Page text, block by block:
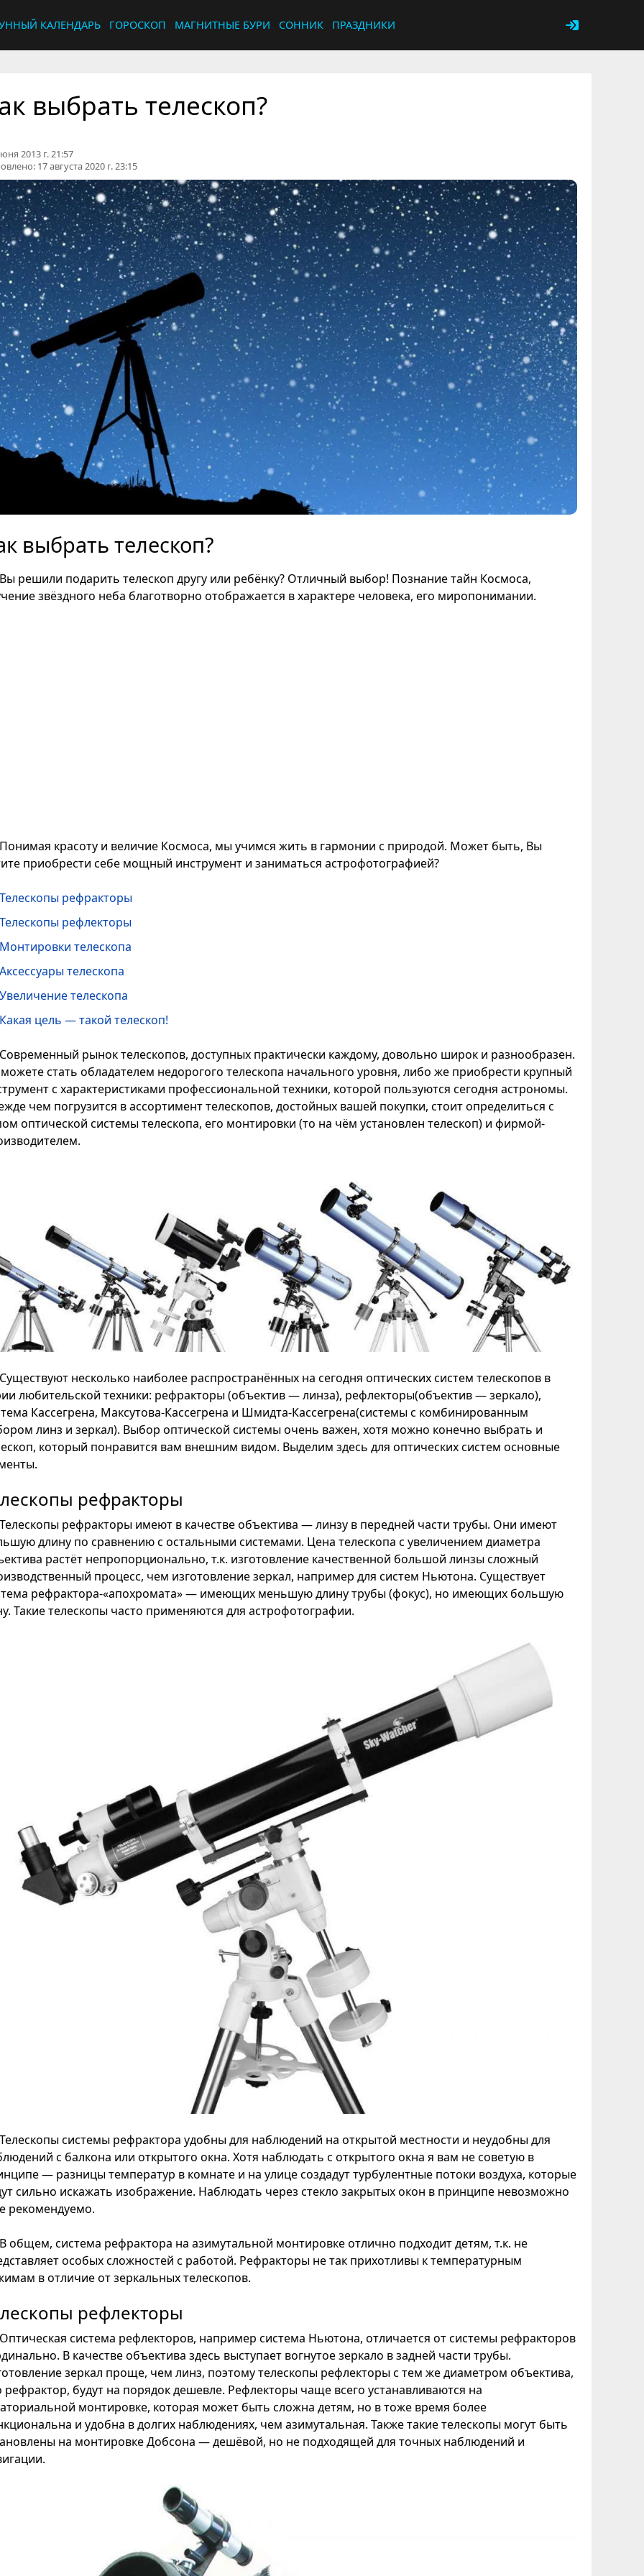
КАЛЕНДАРЬ ГОРОСКОП МАГНИТНЫЕ БУРИ СОННИК ПРАЗДНИКИ
выбрать телескоп?
2013 г. 21:57
17 августа 2020 г. 23:15
выбрать телескоп?
Вы решили подарить телескоп другу или ребёнку? Отличный выбор! Познание тайн Космоса,
звёздного неба благотворно отображается в характере человека, его миропонимании.
Понимая красоту и величие Космоса, мы учимся жить в гармонии с природой. Может быть, Вы
приобрести себе мощный инструмент и заниматься астрофотографией?
Телескопы рефракторы
Телескопы рефлекторы
Монтировки телескопа
Аксессуары телескопа
Увеличение телескопа
Какая цель — такой телескоп!
Современный рынок телескопов, доступных практически каждому, довольно широк и разнообразен.
стать обладателем недорогого телескопа начального уровня, либо же приобрести крупный
с характеристиками профессиональной техники, которой пользуются сегодня астрономы.
чем погрузится в ассортимент телескопов, достойных вашей покупки, стоит определиться с
оптической системы телескопа, его монтировки (то на чём установлен телескоп) и фирмой-
Существуют несколько наиболее распространённых на сегодня оптических систем телескопов в
любительской техники: рефракторы (объектив — линза), рефлекторы(объектив — зеркало),
Кассегрена, Максутова-Кассегрена и Шмидта-Кассегрена(системы с комбинированным
линз и зеркал). Выбор оптической системы очень важен, хотя можно конечно выбрать и
который понравится вам внешним видом. Выделим здесь для оптических систем основные
рефракторы
Телескопы рефракторы имеют в качестве объектива — линзу в передней части трубы. Они имеют
длину по сравнению с остальными системами. Цена телескопа с увеличением диаметра
растёт непропорционально, т.к. изготовление качественной большой линзы сложный
процесс, чем изготовление зеркал, например для систем Ньютона. Существует
рефрактора-«апохромата» — имеющих меньшую длину трубы (фокус), но имеющих большую
Такие телескопы часто применяются для астрофотографии.
Телескопы системы рефрактора удобны для наблюдений на открытой местности и неудобны для
с балкона или открытого окна. Хотя наблюдать с открытого окна я вам не советую в
— разницы температур в комнате и на улице создадут турбулентные потоки воздуха, которые
сильно искажать изображение. Наблюдать через стекло закрытых окон в принципе невозможно
рекомендуемо.
В общем, система рефрактора на азимутальной монтировке отлично подходит детям, т.к. не
особых сложностей с работой. Рефракторы не так прихотливы к температурным
в отличие от зеркальных телескопов.
рефлекторы
Оптическая система рефлекторов, например система Ньютона, отличается от системы рефракторов
В качестве объектива здесь выступает вогнутое зеркало в задней части трубы.
зеркал проще, чем линз, поэтому телескопы рефлекторы с тем же диаметром объектива,
рефрактор, будут на порядок дешевле. Рефлекторы чаще всего устанавливаются на
монтировке, которая может быть сложна детям, но в тоже время более
и удобна в долгих наблюдениях, чем азимутальная. Также такие телескопы могут быть
на монтировке Добсона — дешёвой, но не подходящей для точных наблюдений и